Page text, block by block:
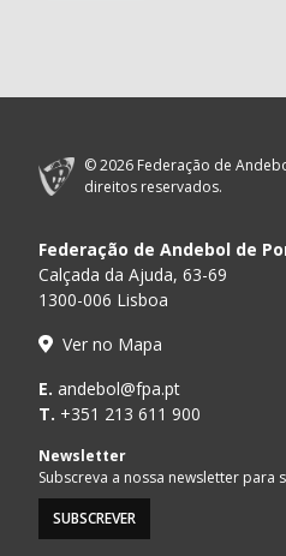
© 2026 Federação de
direitos reservados.
Federação de Andebol de
Calçada da Ajuda, 63-69
1300-006 Lisboa
Ver no Mapa
E. andebol@fpa.pt
T. +351 213 611 900
Newsletter
Subscreva a nossa newsletter
SUBSCREVER